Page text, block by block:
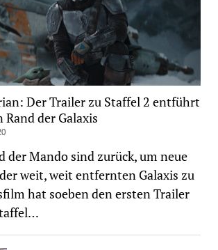
Der Trailer zu Staffel 2 entführt
Rand der Galaxis
der Mando sind zurück, um neue
weit, weit entfernten Galaxis zu
hat soeben den ersten Trailer